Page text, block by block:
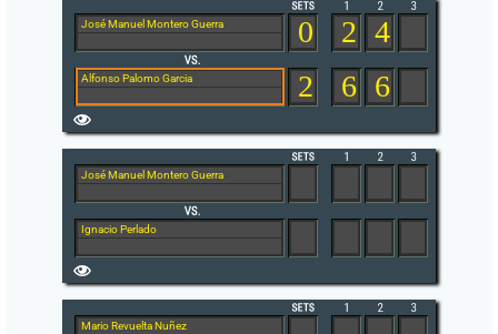
José Manuel Montero Guerra
Alfonso Palomo Garcia
0
2
2 4
6 6
José Manuel Montero Guerra
Ignacio Perlado
Mario Revuelta Nuñez